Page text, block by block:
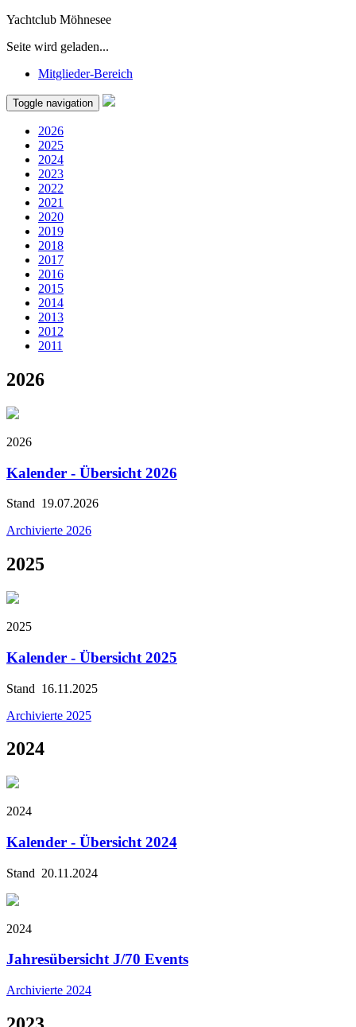
Yachtclub Möhnesee
Seite wird geladen...
Mitglieder-Bereich
Toggle navigation
2026
2025
2024
2023
2022
2021
2020
2019
2018
2017
2016
2015
2014
2013
2012
2011
2026
2026
Kalender - Übersicht 2026
Stand 19.07.2026
Archivierte 2026
2025
2025
Kalender - Übersicht 2025
Stand 16.11.2025
Archivierte 2025
2024
2024
Kalender - Übersicht 2024
Stand 20.11.2024
2024
Jahresübersicht J/70 Events
Archivierte 2024